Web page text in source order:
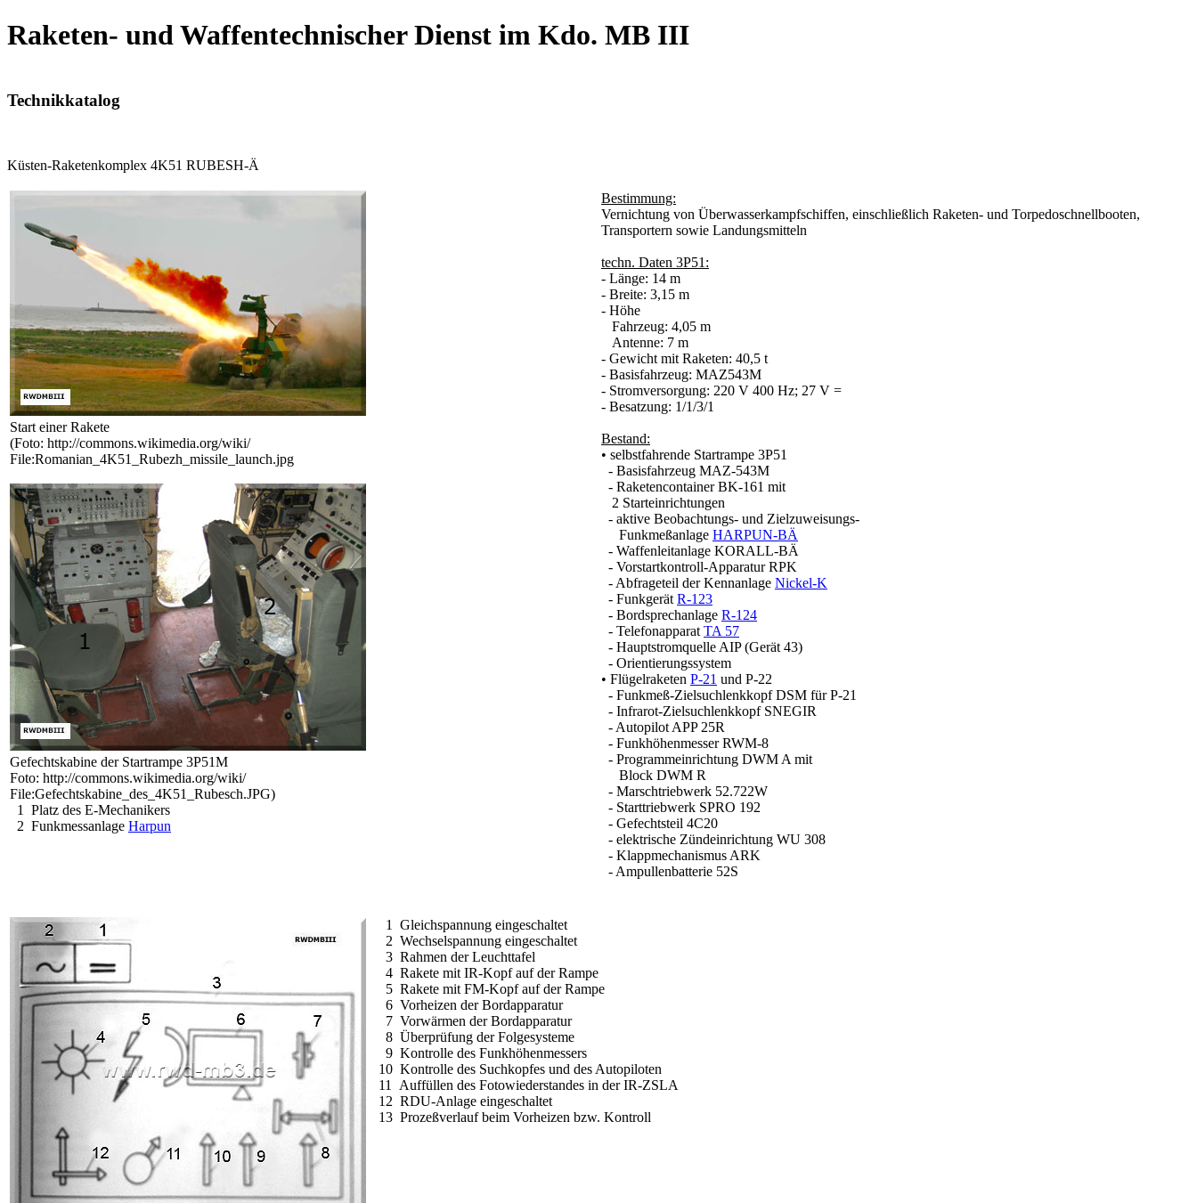
Raketen- und Waffentechnischer Dienst im Kdo. MB III
Technikkatalog
Küsten-Raketenkomplex 4K51 RUBESH-Ä
Start einer Rakete
(Foto: http://commons.wikimedia.org/wiki/
File:Romanian_4K51_Rubezh_missile_launch.jpg
Gefechtskabine der Startrampe 3P51M
Foto: http://commons.wikimedia.org/wiki/
File:Gefechtskabine_des_4K51_Rubesch.JPG)
1 Platz des E-Mechanikers
2 Funkmessanlage Harpun
Bestimmung:
Vernichtung von Überwasserkampfschiffen, einschließlich Raketen- und Torpedo­schnell­booten,
Transportern sowie Landungsmitteln
techn. Daten 3P51:
- Länge: 14 m
- Breite: 3,15 m
- Höhe
Fahrzeug: 4,05 m
Antenne: 7 m
- Gewicht mit Raketen: 40,5 t
- Basisfahrzeug: MAZ543M
- Stromversorgung: 220 V 400 Hz; 27 V =
- Besatzung: 1/1/3/1
Bestand:
• selbstfahrende Startrampe 3P51
- Basisfahrzeug MAZ-543M
- Raketencontainer BK-161 mit
2 Starteinrichtungen
- aktive Beobachtungs- und Zielzuweisungs-
Funkmeßanlage HARPUN-BÄ
- Waffenleitanlage KORALL-BÄ
- Vorstartkontroll-Apparatur RPK
- Abfrageteil der Kennanlage Nickel-K
- Funkgerät R-123
- Bordsprechanlage R-124
- Telefonapparat TA 57
- Hauptstromquelle AIP (Gerät 43)
- Orientierungssystem
• Flügelraketen P-21 und P-22
- Funkmeß-Zielsuchlenkkopf DSM für P-21
- Infrarot-Zielsuchlenkkopf SNEGIR
- Autopilot APP 25R
- Funkhöhenmesser RWM-8
- Programmeinrichtung DWM A mit
Block DWM R
- Marschtriebwerk 52.722W
- Starttriebwerk SPRO 192
- Gefechtsteil 4C20
- elektrische Zündeinrichtung WU 308
- Klappmechanismus ARK
- Ampullenbatterie 52S
1 Gleichspannung eingeschaltet
2 Wechselspannung eingeschaltet
3 Rahmen der Leuchttafel
4 Rakete mit IR-Kopf auf der Rampe
5 Rakete mit FM-Kopf auf der Rampe
6 Vorheizen der Bordapparatur
7 Vorwärmen der Bordapparatur
8 Überprüfung der Folgesysteme
9 Kontrolle des Funkhöhenmessers
10 Kontrolle des Suchkopfes und des Autopiloten
11 Auffüllen des Fotowiederstandes in der IR-ZSLA
12 RDU-Anlage eingeschaltet
13 Prozeßverlauf beim Vorheizen bzw. Kontroll